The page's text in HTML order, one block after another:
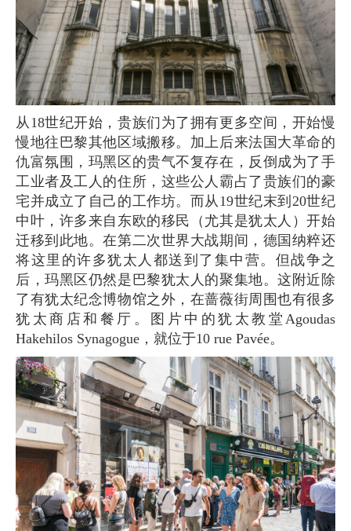
从18世纪开始，贵族们为了拥有更多空间，开始慢
慢地往巴黎其他区域搬移。加上后来法国大革命的
仇富氛围，玛黑区的贵气不复存在，反倒成为了手
工业者及工人的住所，这些公人霸占了贵族们的豪
宅并成立了自己的工作坊。而从19世纪末到20世纪
中叶，许多来自东欧的移民（尤其是犹太人）开始
迁移到此地。在第二次世界大战期间，德国纳粹还
将这里的许多犹太人都送到了集中营。但战争之
后，玛黑区仍然是巴黎犹太人的聚集地。这附近除
了有犹太纪念博物馆之外，在蔷薇街周围也有很多
犹太商店和餐厅。图片中的犹太教堂Agoudas
Hakehilos Synagogue，就位于10 rue Pavée。